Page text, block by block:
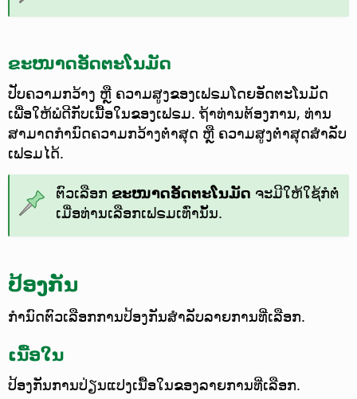
ຂະໜາດອັດຕະໂນມັດ
ປັບຄວາມກວ້າງ ຫຼື ຄວາມສູງຂອງເຟຣມໂດຍອັດຕະໂນມັດ
ເພື່ອໃຫ້ພໍດີກັບເນື້ອໃນຂອງເຟຣມ. ຖ້າທ່ານຕ້ອງການ, ທ່ານ
ສາມາດກຳນົດຄວາມກວ້າງຕ່ຳສຸດ ຫຼື ຄວາມສູງຕ່ຳສຸດສຳລັບ
ເຟຣມໄດ້.
ຕົວເລືອກ ຂະໜາດອັດຕະໂນມັດ ຈະມີໃຫ້ໃຊ້ກໍຕໍ່
ເມື່ອທ່ານເລືອກເຟຣມເທົ່ານັ້ນ.
ປ້ອງກັນ
ກຳນົດຕົວເລືອກການປ້ອງກັນສຳລັບລາຍການທີ່ເລືອກ.
ເນື້ອໃນ
ປ້ອງກັນການປ່ຽນແປງເນື້ອໃນຂອງລາຍການທີ່ເລືອກ.